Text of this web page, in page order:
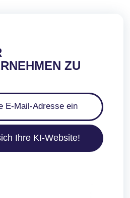
ZU
Ihre KI-Website!